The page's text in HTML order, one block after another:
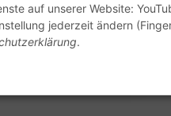
auf unserer Website:
jederzeit ändern
.
Vertrag widerrufen